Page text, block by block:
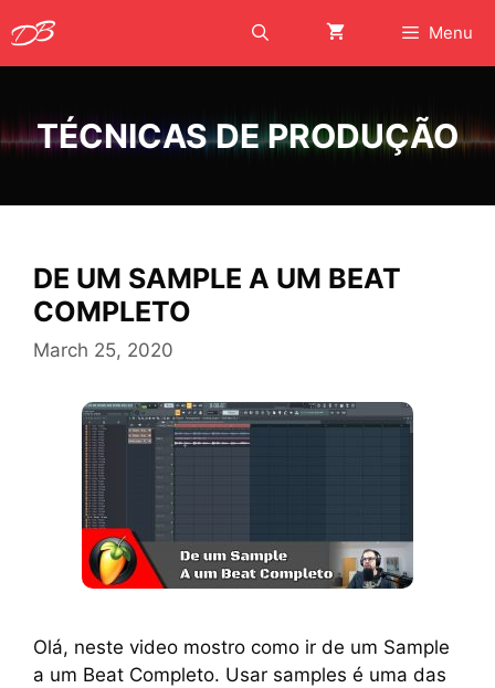
to
content
Menu
TÉCNICAS DE PRODUÇÃO
DE UM SAMPLE A UM BEAT
COMPLETO
March 25, 2020
Olá, neste video mostro como ir de um Sample
a um Beat Completo. Usar samples é uma das